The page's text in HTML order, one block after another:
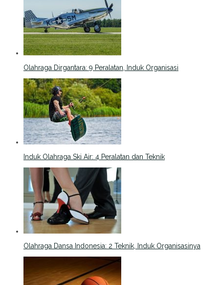
Olahraga Dirgantara: 9 Peralatan, Induk Organisasi
Induk Olahraga Ski Air: 4 Peralatan dan Teknik
Olahraga Dansa Indonesia: 2 Teknik, Induk Organisasinya